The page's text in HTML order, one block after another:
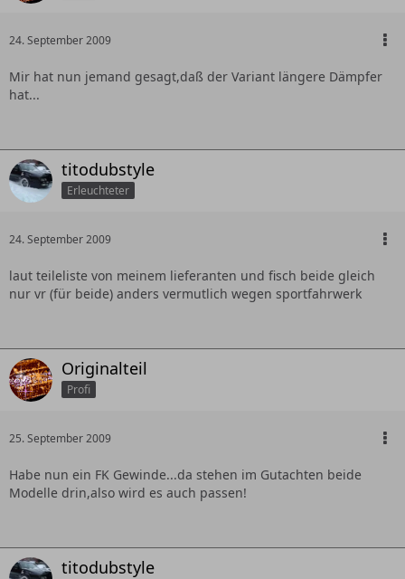
24. September 2009
Mir hat nun jemand gesagt,daß der Variant längere Dämpfer
hat...
titodubstyle
Erleuchteter
24. September 2009
laut teileliste von meinem lieferanten und fisch beide gleich
nur vr (für beide) anders vermutlich wegen sportfahrwerk
Originalteil
Profi
25. September 2009
Habe nun ein FK Gewinde...da stehen im Gutachten beide
Modelle drin,also wird es auch passen!
titodubstyle